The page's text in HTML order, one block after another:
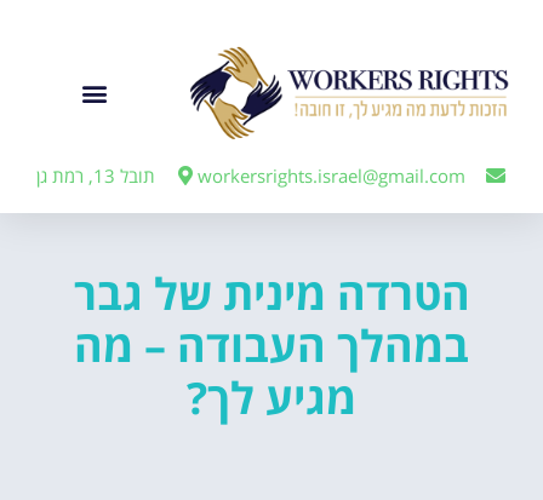
workersrights.israel@gmail.com תובל 13, רמת גן
הטרדה מינית של גבר
במהלך העבודה – מה
מגיע לך?